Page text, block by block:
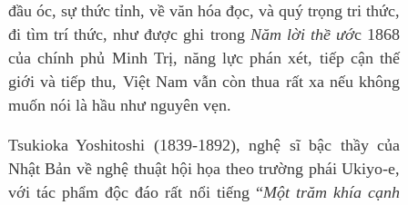
đầu óc, sự thức tỉnh, về văn hóa đọc, và quý trọng tri thức,
đi tìm trí thức, như được ghi trong Năm lời thề ước 1868
của chính phủ Minh Trị, năng lực phán xét, tiếp cận thế
giới và tiếp thu, Việt Nam vẫn còn thua rất xa nếu không
muốn nói là hầu như nguyên vẹn.
Tsukioka Yoshitoshi (1839-1892), nghệ sĩ bậc thầy của
Nhật Bản về nghệ thuật hội họa theo trường phái Ukiyo-e,
với tác phẩm độc đáo rất nổi tiếng “Một trăm khía cạnh